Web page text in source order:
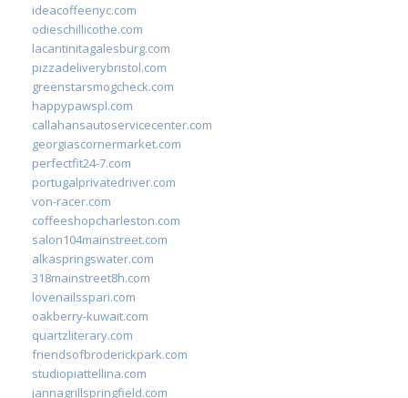
ideacoffeenyc.com
odieschillicothe.com
lacantinitagalesburg.com
pizzadeliverybristol.com
greenstarsmogcheck.com
happypawspl.com
callahansautoservicecenter.com
georgiascornermarket.com
perfectfit24-7.com
portugalprivatedriver.com
von-racer.com
coffeeshopcharleston.com
salon104mainstreet.com
alkaspringswater.com
318mainstreet8h.com
lovenailsspari.com
oakberry-kuwait.com
quartzliterary.com
friendsofbroderickpark.com
studiopiattellina.com
jannagrillspringfield.com